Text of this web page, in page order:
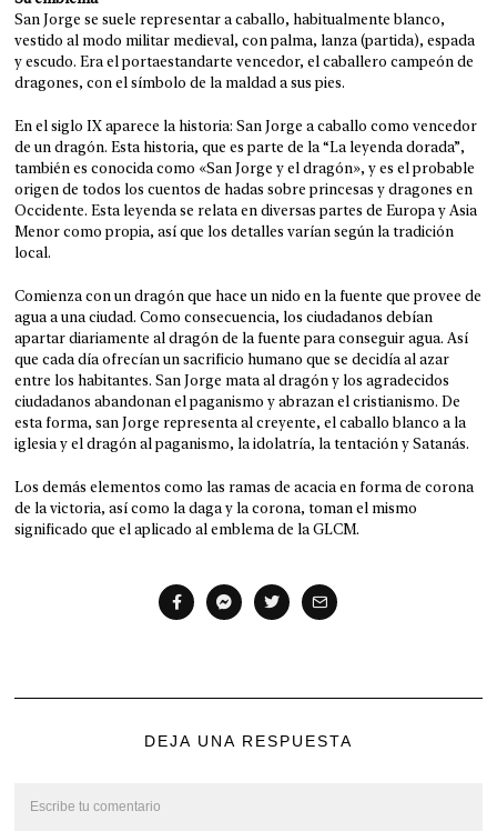
San Jorge se suele representar a caballo, habitualmente blanco,
vestido al modo militar medieval, con palma, lanza (partida), espada
y escudo. Era el portaestandarte vencedor, el caballero campeón de
dragones, con el símbolo de la maldad a sus pies.
En el siglo IX aparece la historia: San Jorge a caballo como vencedor
de un dragón. Esta historia, que es parte de la “La leyenda dorada”,
también es conocida como «San Jorge y el dragón», y es el probable
origen de todos los cuentos de hadas sobre princesas y dragones en
Occidente. Esta leyenda se relata en diversas partes de Europa y Asia
Menor como propia, así que los detalles varían según la tradición
local.
Comienza con un dragón que hace un nido en la fuente que provee de
agua a una ciudad. Como consecuencia, los ciudadanos debían
apartar diariamente al dragón de la fuente para conseguir agua. Así
que cada día ofrecían un sacrificio humano que se decidía al azar
entre los habitantes. San Jorge mata al dragón y los agradecidos
ciudadanos abandonan el paganismo y abrazan el cristianismo. De
esta forma, san Jorge representa al creyente, el caballo blanco a la
iglesia y el dragón al paganismo, la idolatría, la tentación y Satanás.
Los demás elementos como las ramas de acacia en forma de corona
de la victoria, así como la daga y la corona, toman el mismo
significado que el aplicado al emblema de la GLCM.
DEJA UNA RESPUESTA